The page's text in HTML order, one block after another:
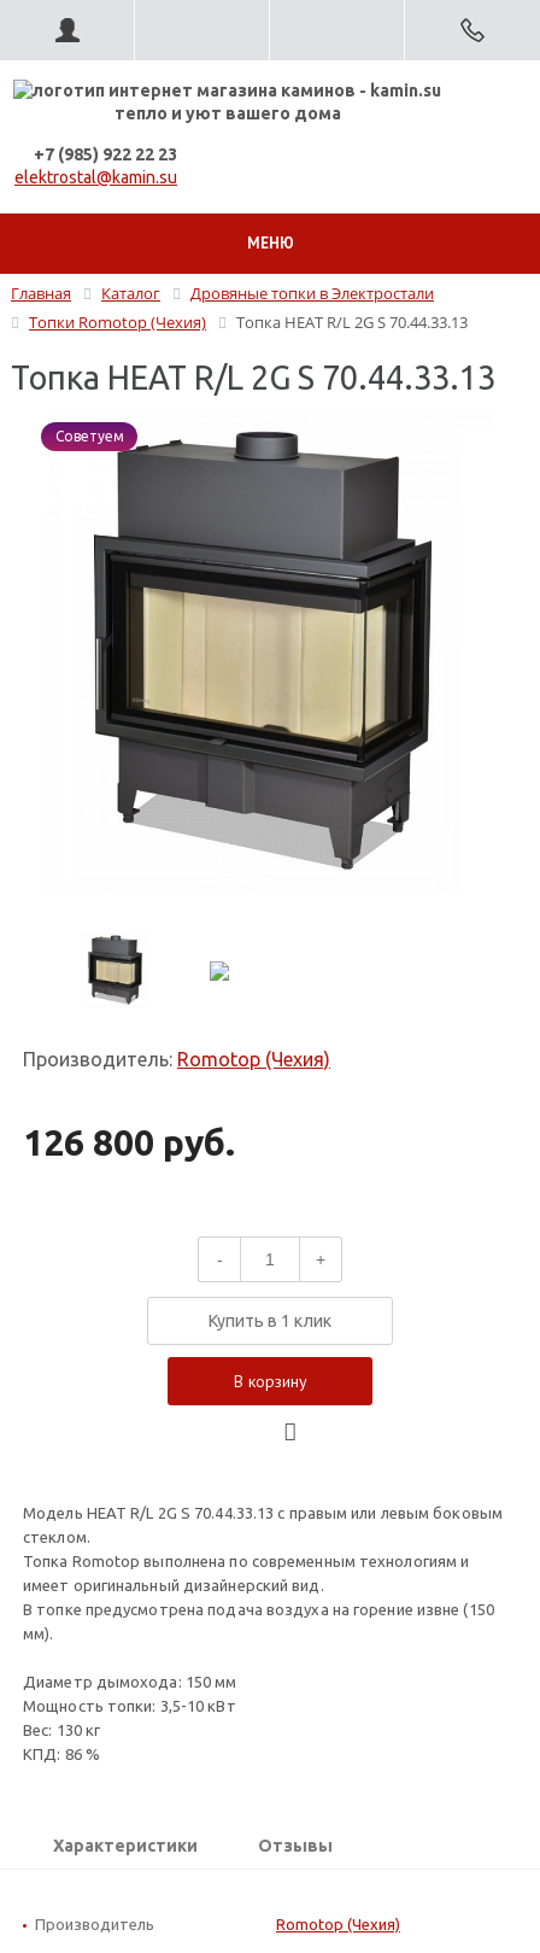
тепло и уют вашего дома
+7 (985) 922 22 23
elektrostal@kamin.su
МЕНЮ
Главная Каталог
Дровяные топки в Электростали
Топки Romotop (Чехия)
Топка HEAT R/L 2G S 70.44.33.13
Топка HEAT R/L 2G S 70.44.33.13
Советуем
Производитель: Romotop (Чехия)
126 800 руб.
- +
Купить в 1 клик
В корзину
Модель HEAT R/L 2G S 70.44.33.13 с правым или левым боковым
стеклом.
Топка Romotop выполнена по современным технологиям и
имеет оригинальный дизайнерский вид.
В топке предусмотрена подача воздуха на горение извне (150
мм).
Диаметр дымохода: 150 мм
Мощность топки: 3,5-10 кВт
Вес: 130 кг
КПД: 86 %
Характеристики Отзывы
Производитель Romotop (Чехия)